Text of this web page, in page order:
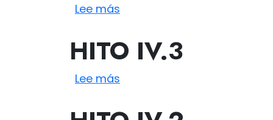
Lee más
HITO IV.3
Lee más